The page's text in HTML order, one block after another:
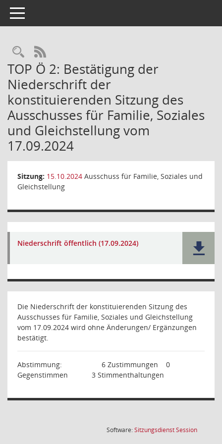
Toggle navigation
Rechercheauswahl
RSS-Feed
TOP Ö 2: Bestätigung der
Niederschrift der
konstituierenden Sitzung des
Ausschusses für Familie, Soziales
und Gleichstellung vom
17.09.2024
Sitzung: 15.10.2024 Ausschuss für Familie, Soziales und
Gleichstellung
Niederschrift öffentlich (17.09.2024)
Die Niederschrift der konstituierenden Sitzung des
Ausschusses für Familie, Soziales und Gleichstellung
vom 17.09.2024 wird ohne Änderungen/ Ergänzungen
bestätigt.
Abstimmung: 6 Zustimmungen
0
Gegenstimmen
3 Stimmenthaltungen
Software:SitzungsdienstSession(Wird in